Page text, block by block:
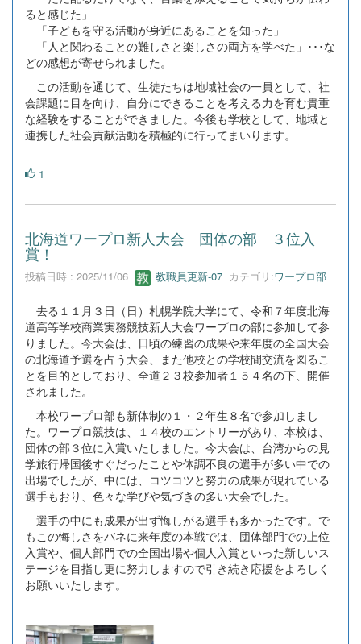
ると感じた」
「子どもを守る活動が身近にあることを知った」
「人と関わることの難しさと楽しさの両方を学べた」･･･な
どの感想が寄せられました。
この活動を通じて、生徒たちは地域社会の一員として、社
会課題に目を向け、自分にできることを考える力を育む貴重
な経験をすることができました。今後も学校として、地域と
連携した社会貢献活動を積極的に行ってまいります。
1
北海道ワープロ新人大会 団体の部 ３位入
賞！
投稿日時 : 2025/11/06 教職員更新-07 カテゴリ:ワープロ部
去る１１月３日（日）札幌学院大学にて、令和７年度北海
道高等学校商業実務競技新人大会ワープロの部に参加して参
りました。今大会は、日頃の練習の成果や来年度の全国大会
の北海道予選を占う大会、また他校との学校間交流を図るこ
とを目的としており、全道２３校参加者１５４名の下、開催
されました。
本校ワープロ部も新体制の１・２年生８名で参加しまし
た。ワープロ競技は、１４校のエントリーがあり、本校は、
団体の部３位に入賞いたしました。今大会は、台湾からの見
学旅行帰国後すぐだったことや体調不良の選手が多い中での
出場でしたが、中には、コツコツと努力の成果が現れている
選手もおり、色々な学びや気づきの多い大会でした。
選手の中にも成果が出ず悔しがる選手も多かったです。で
もこの悔しさをバネに来年度の本戦では、団体部門での上位
入賞や、個人部門での全国出場や個人入賞といった新しいス
テージを目指し更に努力しますので引き続き応援をよろしく
お願いいたします。